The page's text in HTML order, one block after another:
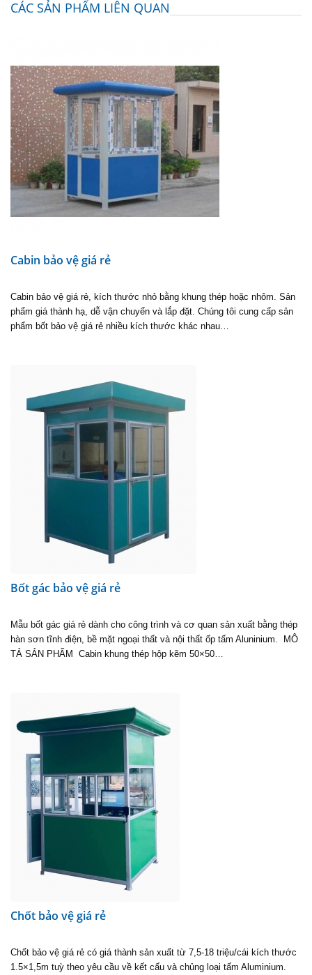
CÁC SẢN PHẨM LIÊN QUAN
Cabin bảo vệ giá rẻ
Cabin bảo vệ giá rẻ, kích thước nhỏ bằng khung thép hoặc nhôm. Sản
phẩm giá thành hạ, dễ vận chuyển và lắp đặt. Chúng tôi cung cấp sản
phẩm bốt bảo vệ giá rẻ nhiều kích thước khác nhau…
Bốt gác bảo vệ giá rẻ
Mẫu bốt gác giá rẻ dành cho công trình và cơ quan sản xuất bằng thép
hàn sơn tĩnh điện, bề mặt ngoại thất và nội thất ốp tấm Aluninium. MÔ
TẢ SẢN PHẨM Cabin khung thép hộp kẽm 50×50…
Chốt bảo vệ giá rẻ
Chốt bảo vệ giá rẻ có giá thành sản xuất từ 7,5-18 triệu/cái kích thước
1.5×1,5m tuỳ theo yêu cầu về kết cấu và chủng loại tấm Aluminium.